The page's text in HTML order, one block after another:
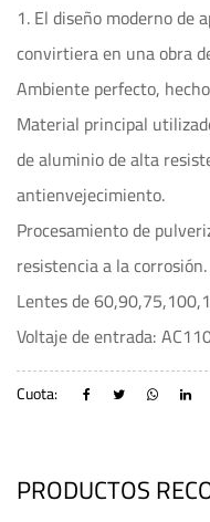
1. El diseño moderno de
convirtiera en una obra
Ambiente perfecto,
Material principal
de aluminio de alta
antienvejecimiento.
Procesamiento de
resistencia a la corrosión.
Lentes de
Voltaje de entrada:
Cuota:
PRODUCTOS